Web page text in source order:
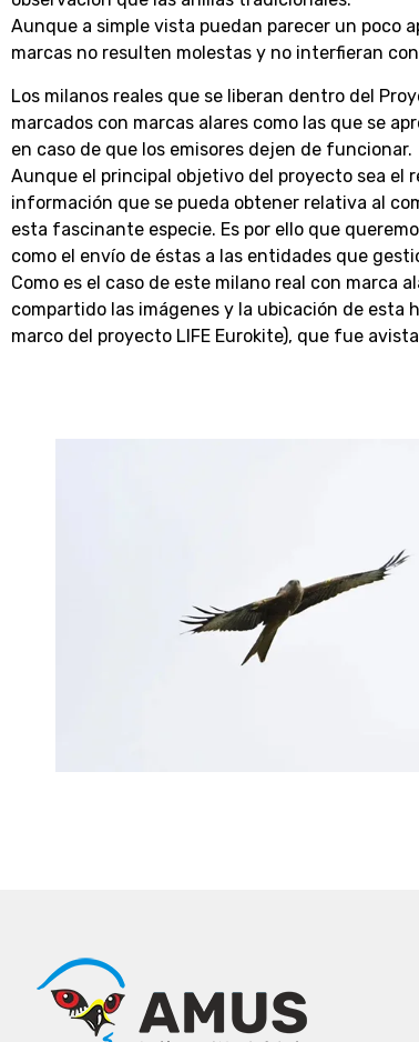
Aunque a simple vista puedan parecer un poco
marcas no resulten molestas y no interfieran
Los milanos reales que se liberan dentro del
marcados con marcas alares como las que se
en caso de que los emisores dejen de funcionar.
Aunque el principal objetivo del proyecto sea el
información que se pueda obtener relativa al
esta fascinante especie. Es por ello que
como el envío de éstas a las entidades que
Como es el caso de este milano real con marca
compartido las imágenes y la ubicación de esta
marco del proyecto LIFE Eurokite), que fue